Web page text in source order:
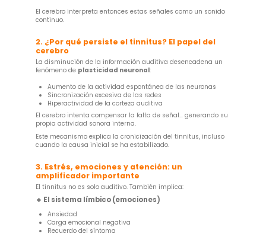
El cerebro interpreta entonces estas señales como un sonido
continuo.
2. ¿Por qué persiste el tinnitus? El papel del
cerebro
La disminución de la información auditiva desencadena un
fenómeno de plasticidad neuronal:
Aumento de la actividad espontánea de las neuronas
Sincronización excesiva de las redes
Hiperactividad de la corteza auditiva
El cerebro intenta compensar la falta de señal… generando su
propia actividad sonora interna.
Este mecanismo explica la cronicización del tinnitus, incluso
cuando la causa inicial se ha estabilizado.
3. Estrés, emociones y atención: un
amplificador importante
El tinnitus no es solo auditivo. También implica:
🔸 El sistema límbico (emociones)
Ansiedad
Carga emocional negativa
Recuerdo del síntoma